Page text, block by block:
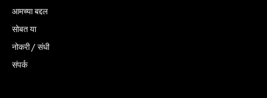
आमच्या बद्दल
सोबत या
नोकरी / संधी
संपर्क